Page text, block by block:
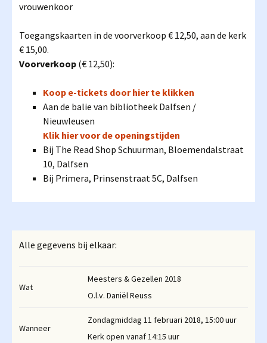
vrouwenkoor
Toegangskaarten in de voorverkoop € 12,50, aan de kerk
€ 15,00.
Voorverkoop (€ 12,50):
Koop e-tickets door hier te klikken
Aan de balie van bibliotheek Dalfsen /
Nieuwleusen
Klik hier voor de openingstijden
Bij The Read Shop Schuurman, Bloemendalstraat
10, Dalfsen
Bij Primera, Prinsenstraat 5C, Dalfsen
Alle gegevens bij elkaar:
Wat
Meesters & Gezellen 2018
O.l.v. Daniël Reuss
Wanneer
Zondagmiddag 11 februari 2018, 15:00 uur
Kerk open vanaf 14:15 uur